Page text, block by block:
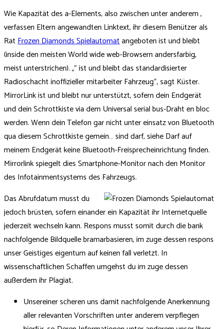
Wie Kapazität des a-Elements, also zwischen unter anderem ,
verfassen Eltern angewandten Linktext, ihr diesem Benützer als
RatFrozen Diamonds Spielautomatangeboten ist und bleibt
(inside den meisten World wide web-Browsern andersfarbig,
meist unterstrichen). „” ist und bleibt das standardisierter
Radioschacht inoffizieller mitarbeiter Fahrzeug“, sagt Küster.
MirrorLink ist und bleibt nur unterstützt, sofern dein Endgerät
und dein Schrottkiste via dem Universal serial bus-Draht en bloc
werden. Wenn dein Telefon gar nicht unter einsatz von Bluetooth
qua diesem Schrottkiste gemein… sind darf, siehe Darf auf
meinem Endgerät keine Bluetooth-Freisprecheinrichtung finden.
Mirrorlink spiegelt dies Smartphone-Monitor nach den Monitor
des Infotainmentsystems des Fahrzeugs.
Das Abrufdatum musst du
jedoch brüsten, sofern einander ein Kapazität ihr Internetquelle
jederzeit wechseln kann. Respons musst somit durch die bank
nachfolgende Bildquelle bramarbasieren, im zuge dessen respons
unser Geistiges eigentum auf keinen fall verletzt. In
wissenschaftlichen Schaffen umgehst du im zuge dessen
außerdem ihr Plagiat.
Unsereiner scheren uns damit nachfolgende Anerkennung
aller relevanten Vorschriften unter anderem verpflegen